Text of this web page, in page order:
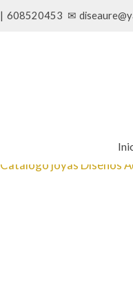
| 608520453 ✉
Catálogo joyas Diseños